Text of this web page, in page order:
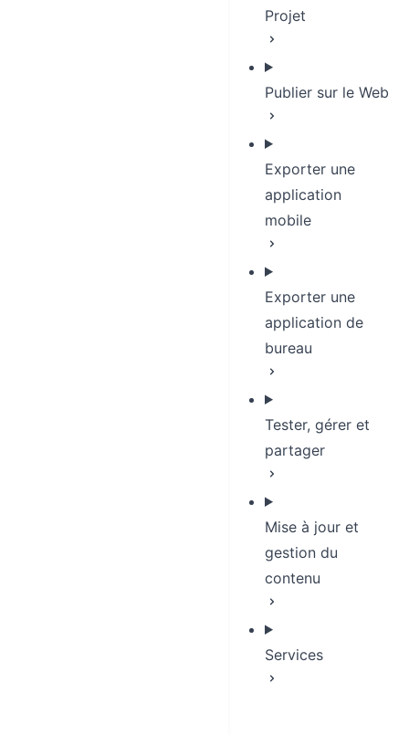
Projet
Publier sur le Web
Exporter une
application
mobile
Exporter une
application de
bureau
Tester, gérer et
partager
Mise à jour et
gestion du
contenu
Services